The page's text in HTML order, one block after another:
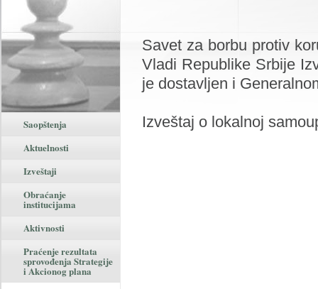
Saopštenja
Aktuelnosti
Izveštaji
Obraćanje
institucijama
Aktivnosti
Praćenje rezultata
sprovođenja Strategije
i Akcionog plana
Savet za borbu protiv
Vladi Republike Srbije
je dostavljen i
Izveštaj o lokalnoj